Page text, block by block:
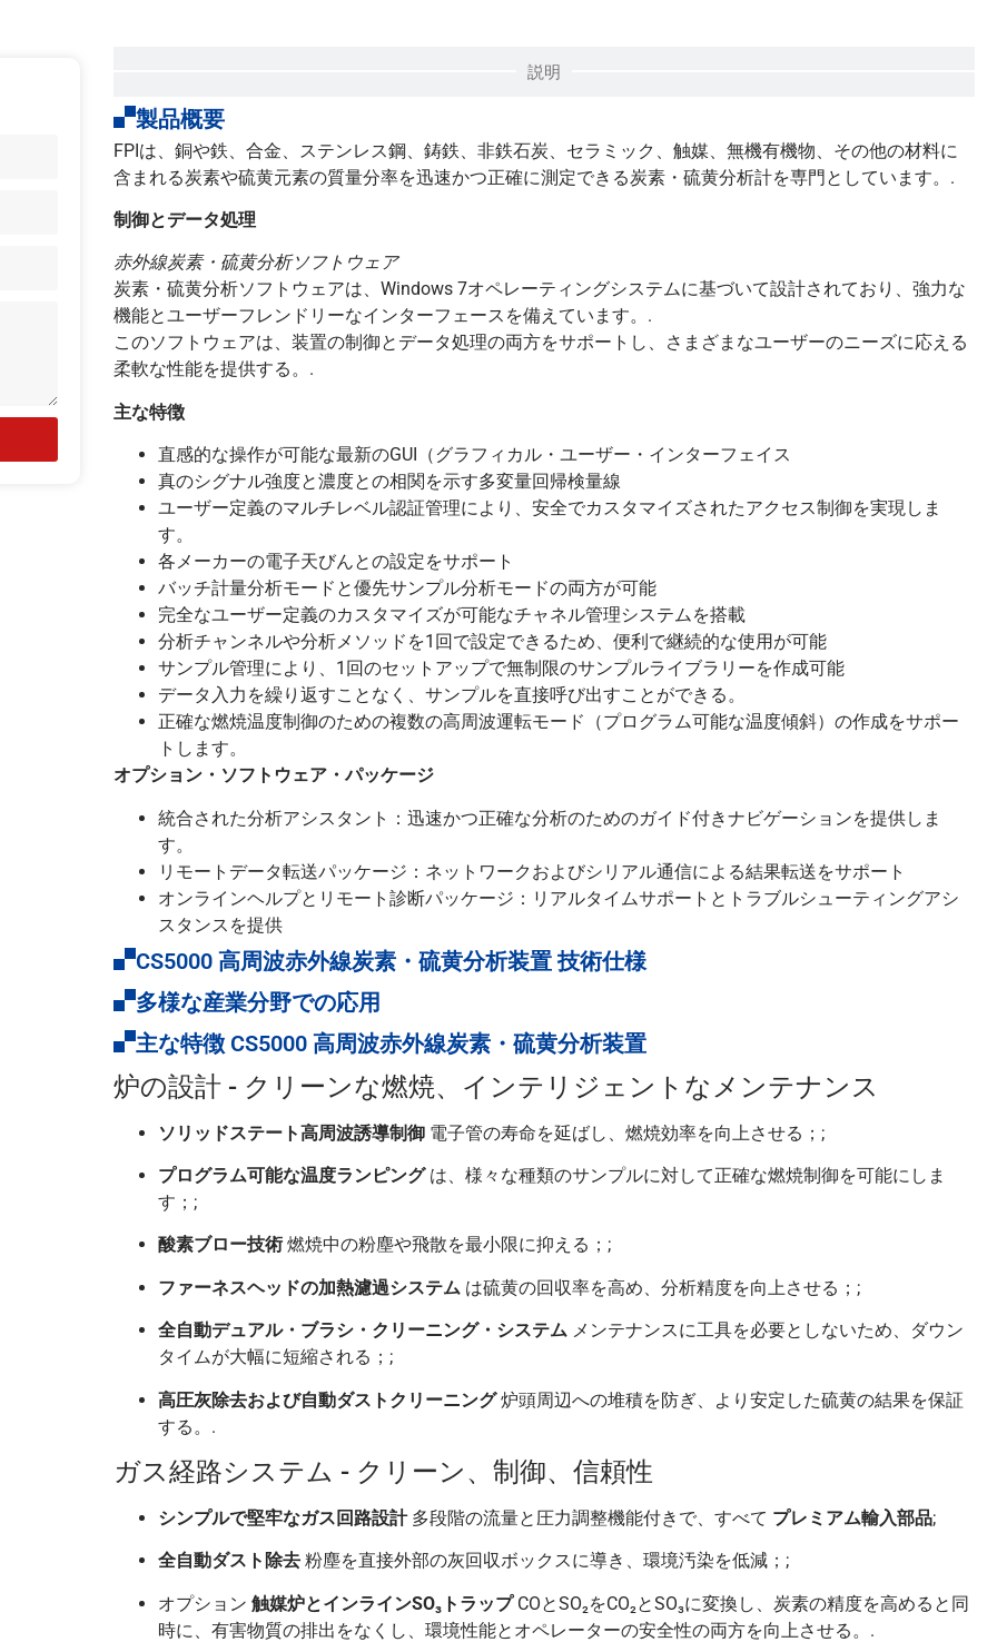
説明
製品概要
FPIは、銅や鉄、合金、ステンレス鋼、鋳鉄、非鉄石炭、セラミック、触媒、無機有機物、その他の材料に
含まれる炭素や硫黄元素の質量分率を迅速かつ正確に測定できる炭素・硫黄分析計を専門としています。.
制御とデータ処理
赤外線炭素・硫黄分析ソフトウェア
炭素・硫黄分析ソフトウェアは、Windows 7オペレーティングシステムに基づいて設計されており、強力な
機能とユーザーフレンドリーなインターフェースを備えています。.
このソフトウェアは、装置の制御とデータ処理の両方をサポートし、さまざまなユーザーのニーズに応える
柔軟な性能を提供する。.
主な特徴
直感的な操作が可能な最新のGUI（グラフィカル・ユーザー・インターフェイス
真のシグナル強度と濃度との相関を示す多変量回帰検量線
ユーザー定義のマルチレベル認証管理により、安全でカスタマイズされたアクセス制御を実現しま
す。
各メーカーの電子天びんとの設定をサポート
バッチ計量分析モードと優先サンプル分析モードの両方が可能
完全なユーザー定義のカスタマイズが可能なチャネル管理システムを搭載
分析チャンネルや分析メソッドを1回で設定できるため、便利で継続的な使用が可能
サンプル管理により、1回のセットアップで無制限のサンプルライブラリーを作成可能
データ入力を繰り返すことなく、サンプルを直接呼び出すことができる。
正確な燃焼温度制御のための複数の高周波運転モード（プログラム可能な温度傾斜）の作成をサポー
トします。
オプション・ソフトウェア・パッケージ
統合された分析アシスタント：迅速かつ正確な分析のためのガイド付きナビゲーションを提供しま
す。
リモートデータ転送パッケージ：ネットワークおよびシリアル通信による結果転送をサポート
オンラインヘルプとリモート診断パッケージ：リアルタイムサポートとトラブルシューティングアシ
スタンスを提供
CS5000 高周波赤外線炭素・硫黄分析装置 技術仕様
多様な産業分野での応用
主な特徴 CS5000 高周波赤外線炭素・硫黄分析装置
炉の設計 - クリーンな燃焼、インテリジェントなメンテナンス
ソリッドステート高周波誘導制御電子管の寿命を延ばし、燃焼効率を向上させる；;
プログラム可能な温度ランピングは、様々な種類のサンプルに対して正確な燃焼制御を可能にしま
す；;
酸素ブロー技術燃焼中の粉塵や飛散を最小限に抑える；;
ファーネスヘッドの加熱濾過システム は硫黄の回収率を高め、分析精度を向上させる；;
全自動デュアル・ブラシ・クリーニング・システムメンテナンスに工具を必要としないため、ダウン
タイムが大幅に短縮される；;
高圧灰除去および自動ダストクリーニング炉頭周辺への堆積を防ぎ、より安定した硫黄の結果を保証
する。.
ガス経路システム - クリーン、制御、信頼性
シンプルで堅牢なガス回路設計多段階の流量と圧力調整機能付きで、すべて プレミアム輸入部品;
全自動ダスト除去粉塵を直接外部の灰回収ボックスに導き、環境汚染を低減；;
オプション 触媒炉とインラインSO₃トラップCOとSO₂をCO₂とSO₃に変換し、炭素の精度を高めると同
時に、有害物質の排出をなくし、環境性能とオペレーターの安全性の両方を向上させる。.